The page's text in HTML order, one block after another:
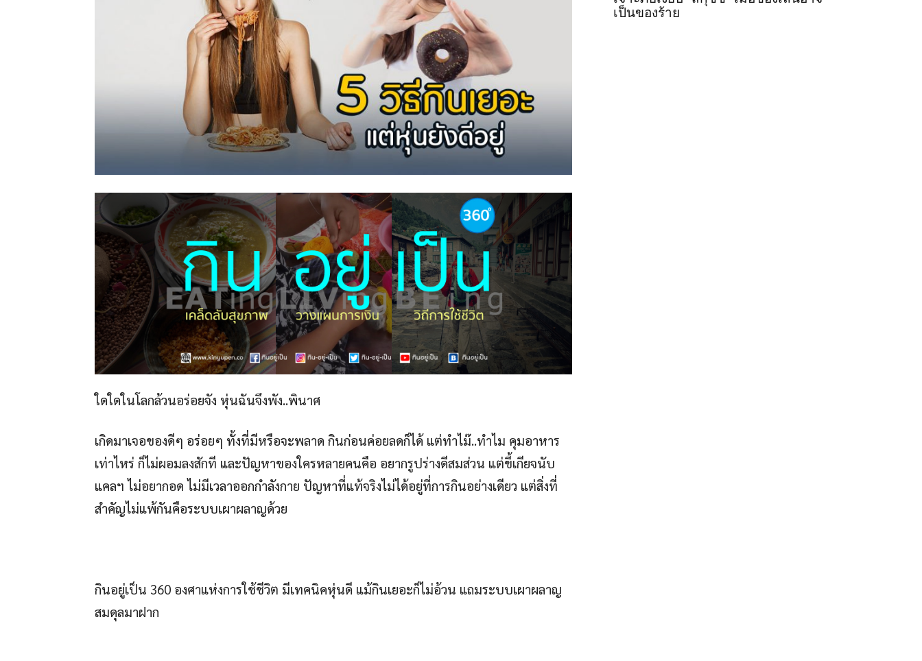
ใดใดในโลกล้วนอร่อยจัง หุ่นฉันจึงพัง..พินาศ
เกิดมาเจอของดีๆ อร่อยๆ ทั้งที่มีหรือจะพลาด กินก่อนค่อยลดก็ได้ แต่ทำไม๊..ทำไม คุมอาหาร
เท่าไหร่ ก็ไม่ผอมลงสักที และปัญหาของใครหลายคนคือ อยากรูปร่างดีสมส่วน แต่ขี้เกียจนับ
แคลฯ ไม่อยากอด ไม่มีเวลาออกกำลังกาย ปัญหาที่แท้จริงไม่ได้อยู่ที่การกินอย่างเดียว แต่สิ่งที่
สำคัญไม่แพ้กันคือระบบเผาผลาญด้วย
กินอยู่เป็น 360 องศาแห่งการใช้ชีวิต มีเทคนิคหุ่นดี แม้กินเยอะก็ไม่อ้วน แถมระบบเผาผลาญ
สมดุลมาฝาก
เป็นของร้าย